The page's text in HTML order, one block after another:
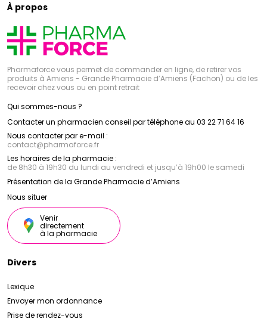
À propos
Pharmaforce vous permet de commander en ligne, de retirer vos
produits à Amiens - Grande Pharmacie d’Amiens (Fachon) ou de les
recevoir chez vous ou en point retrait
Qui sommes-nous ?
Contacter un pharmacien conseil par téléphone au 03 22 71 64 16
Nous contacter par e-mail :
contact@pharmaforce.fr
Les horaires de la pharmacie :
de 8h30 à 19h30 du lundi au vendredi et jusqu’à 19h00 le samedi
Présentation de la Grande Pharmacie d’Amiens
Nous situer
Venir
directement
à la pharmacie
Divers
Lexique
Envoyer mon ordonnance
Prise de rendez-vous